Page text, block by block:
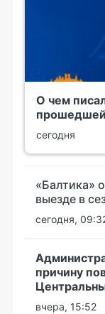
О чем
сегодня
«Балтика»
выезде в
сегодня,
причину
вчера, 15:52